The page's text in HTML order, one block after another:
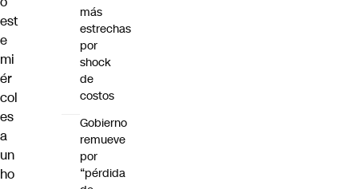
est
e
mi
ér
col
es
a
un
ho
más
estrechas
por
shock
de
costos
Gobierno
remueve
por
“pérdida